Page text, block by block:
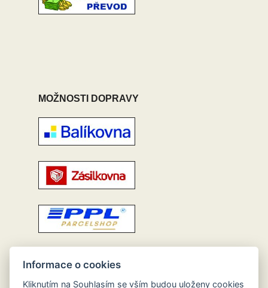
MOŽNOSTI DOPRAVY
Informace o cookies
Kliknutím na Souhlasím se vším budou uloženy cookies